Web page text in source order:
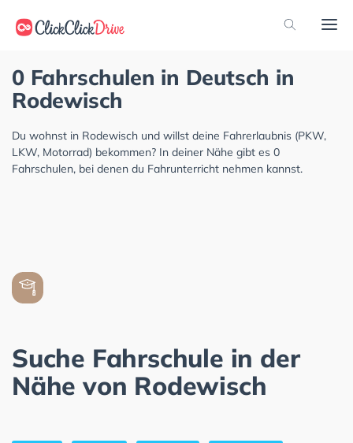
0 Fahrschulen in Deutsch in
Rodewisch
Du wohnst in Rodewisch und willst deine Fahrerlaubnis (PKW,
LKW, Motorrad) bekommen? In deiner Nähe gibt es 0
Fahrschulen, bei denen du Fahrunterricht nehmen kannst.
Suche Fahrschule in der
Nähe von Rodewisch